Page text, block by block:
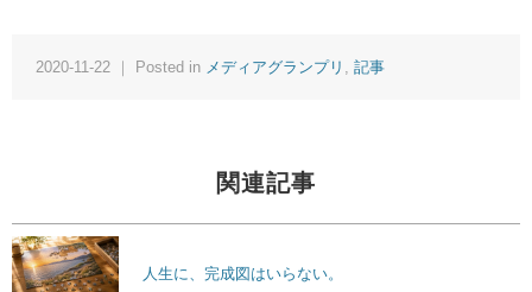
2020-11-22 ｜ Posted in メディアグランプリ 記事
関連記事
人生に、完成図はいらない。